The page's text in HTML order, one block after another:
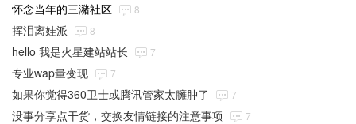
怀念当年的三潴社区 8
挥泪离娃派 8
hello 我是火星建站站长 7
专业wap量变现 7
如果你觉得360卫士或腾讯管家太臃肿了 7
没事分享点干货，交换友情链接的注意事项 7